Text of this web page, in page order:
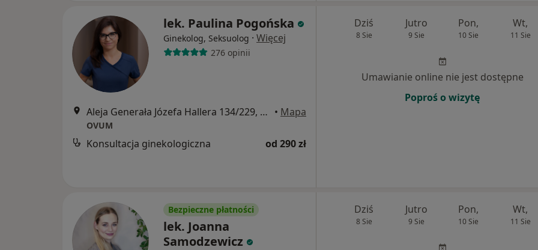
lek. Paulina Pogońska
Ginekolog, Seksuolog · Więcej
276 opinii
Aleja Generała Józefa Hallera 134/229, Gdańsk • Mapa
OVUM
Konsultacja ginekologiczna od 290 zł
Dziś
8 Sie
Jutro
9 Sie
Pon,
10 Sie
Wt,
11 Sie
Umawianie online nie jest dostępne
Poproś o wizytę
Bezpieczne płatności
lek. Joanna
Samodzewicz
Dziś
8 Sie
Jutro
9 Sie
Pon,
10 Sie
Wt,
11 Sie